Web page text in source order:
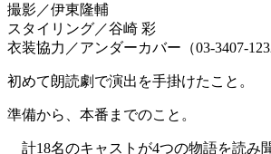
撮影／伊東隆輔
スタイリング／谷崎 彩
衣装協力／アンダーカバー（03-3407-
初めて朗読劇で演出を手掛けたこと。
準備から、本番までのこと。
計18名のキャストが4つの物語を読み